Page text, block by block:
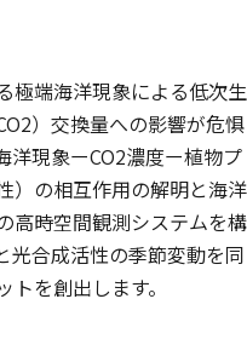
極端海洋現象による低次生
）交換量への影響が危惧
洋現象ーCO2濃度ー植物プ
）の相互作用の解明と海洋
高時空間観測システムを構
光合成活性の季節変動を同
を創出します。